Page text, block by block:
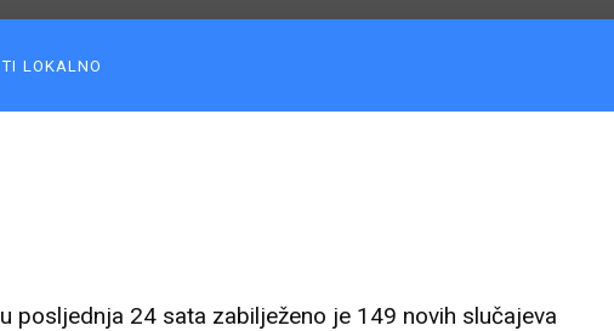
LOKALNO
posljednja 24 sata zabilježeno je 149 novih slučajeva